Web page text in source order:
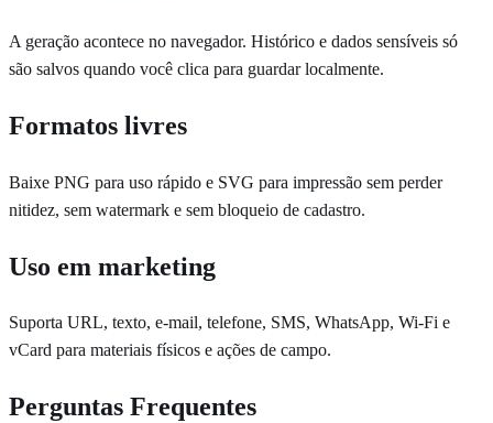
A geração acontece no navegador. Histórico e dados sensíveis só
são salvos quando você clica para guardar localmente.
Formatos livres
Baixe PNG para uso rápido e SVG para impressão sem perder
nitidez, sem watermark e sem bloqueio de cadastro.
Uso em marketing
Suporta URL, texto, e-mail, telefone, SMS, WhatsApp, Wi-Fi e
vCard para materiais físicos e ações de campo.
Perguntas Frequentes